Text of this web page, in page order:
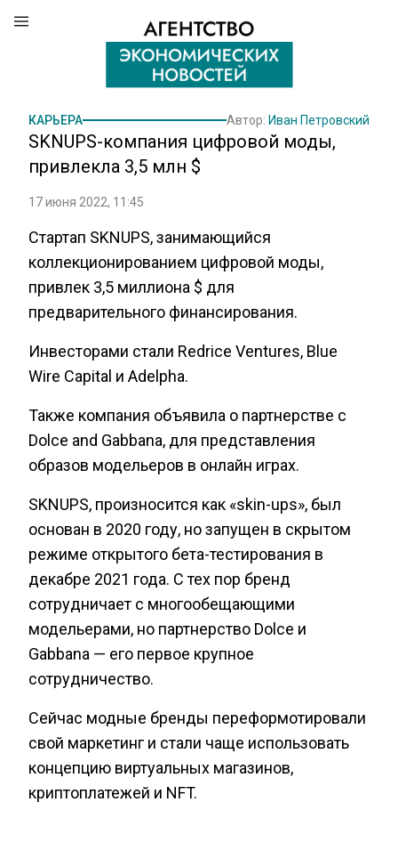
КАРЬЕРА Автор: Иван Петровский
SKNUPS-компания цифровой моды,
привлекла 3,5 млн $
17 июня 2022, 11:45
Стартап SKNUPS, занимающийся
коллекционированием цифровой моды,
привлек 3,5 миллиона $ для
предварительного финансирования.
Инвесторами стали Redrice Ventures, Blue
Wire Capital и Adelpha.
Также компания объявила о партнерстве с
Dolce and Gabbana, для представления
образов модельеров в онлайн играх.
SKNUPS, произносится как «skin-ups», был
основан в 2020 году, но запущен в скрытом
режиме открытого бета-тестирования в
декабре 2021 года. С тех пор бренд
сотрудничает с многообещающими
модельерами, но партнерство Dolce и
Gabbana — его первое крупное
сотрудничество.
Сейчас модные бренды переформотировали
свой маркетинг и стали чаще использовать
концепцию виртуальных магазинов,
криптоплатежей и NFT.